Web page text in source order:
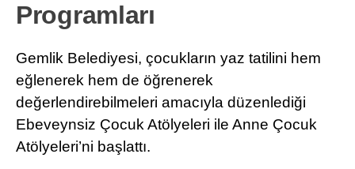
MAGAZİN
SAĞLIK
TEKNOLOJİ
EĞİTİM
Programları
Gemlik Belediyesi, çocukların yaz tatilini hem
eğlenerek hem de öğrenerek
değerlendirebilmeleri amacıyla düzenlediği
Ebeveynsiz Çocuk Atölyeleri ile Anne Çocuk
Atölyeleri’ni başlattı.